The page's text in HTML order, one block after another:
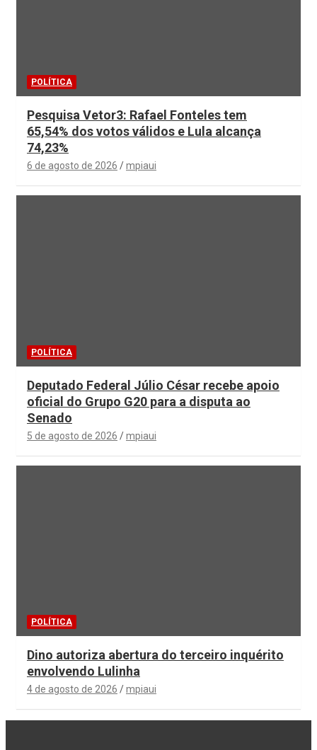
POLÍTICA
Pesquisa Vetor3: Rafael Fonteles tem
65,54% dos votos válidos e Lula alcança
74,23%
6 de agosto de 2026 mpiaui
POLÍTICA
Deputado Federal Júlio César recebe apoio
oficial do Grupo G20 para a disputa ao
Senado
5 de agosto de 2026 mpiaui
POLÍTICA
Dino autoriza abertura do terceiro inquérito
envolvendo Lulinha
4 de agosto de 2026 mpiaui